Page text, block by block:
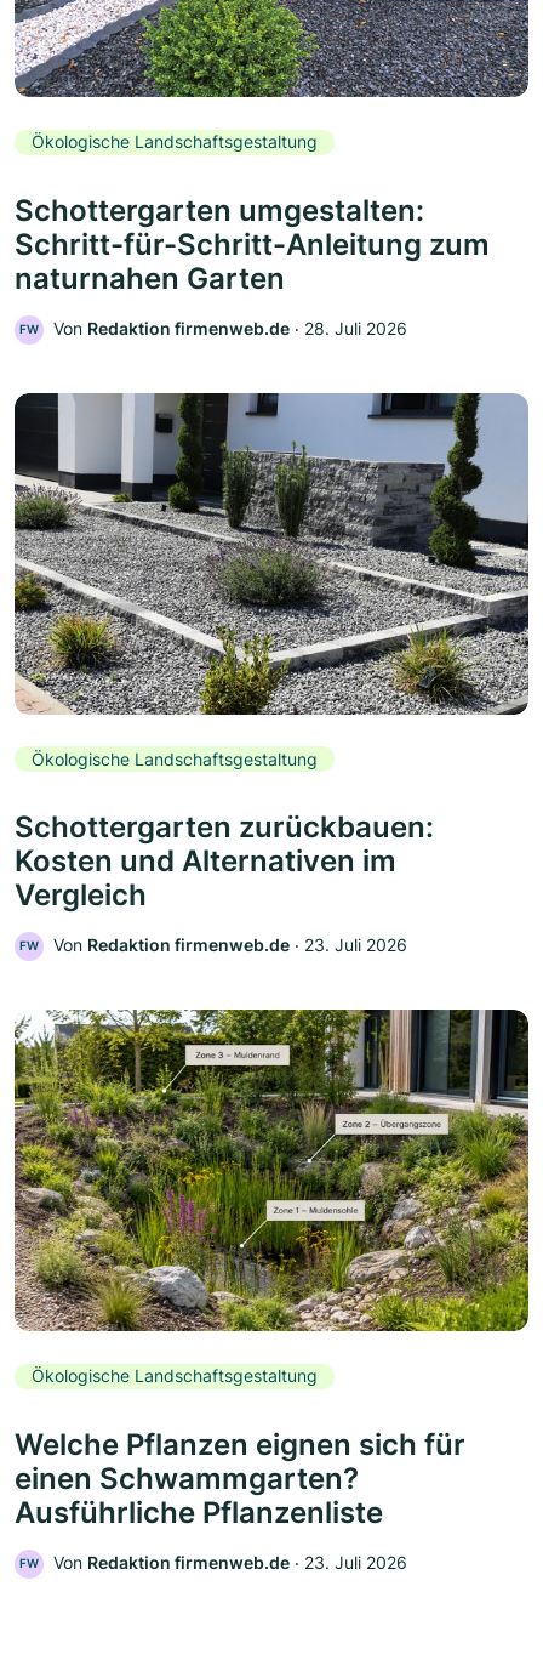
Ökologische Landschaftsgestaltung
Schottergarten umgestalten:
Schritt-für-Schritt-Anleitung zum
naturnahen Garten
FW Von Redaktion firmenweb.de ‧ 28. Juli 2026
Ökologische Landschaftsgestaltung
Schottergarten zurückbauen:
Kosten und Alternativen im
Vergleich
FW Von Redaktion firmenweb.de ‧ 23. Juli 2026
Ökologische Landschaftsgestaltung
Welche Pflanzen eignen sich für
einen Schwammgarten?
Ausführliche Pflanzenliste
FW Von Redaktion firmenweb.de ‧ 23. Juli 2026